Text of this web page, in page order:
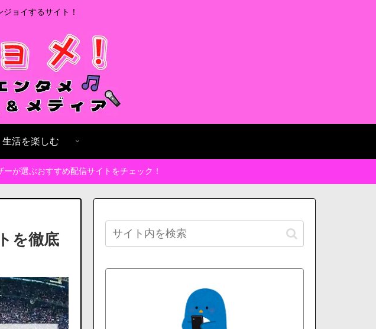
ョイするサイト！
生活を楽しむ
が選ぶおすすめ配信サイトをチェック！
を徹底